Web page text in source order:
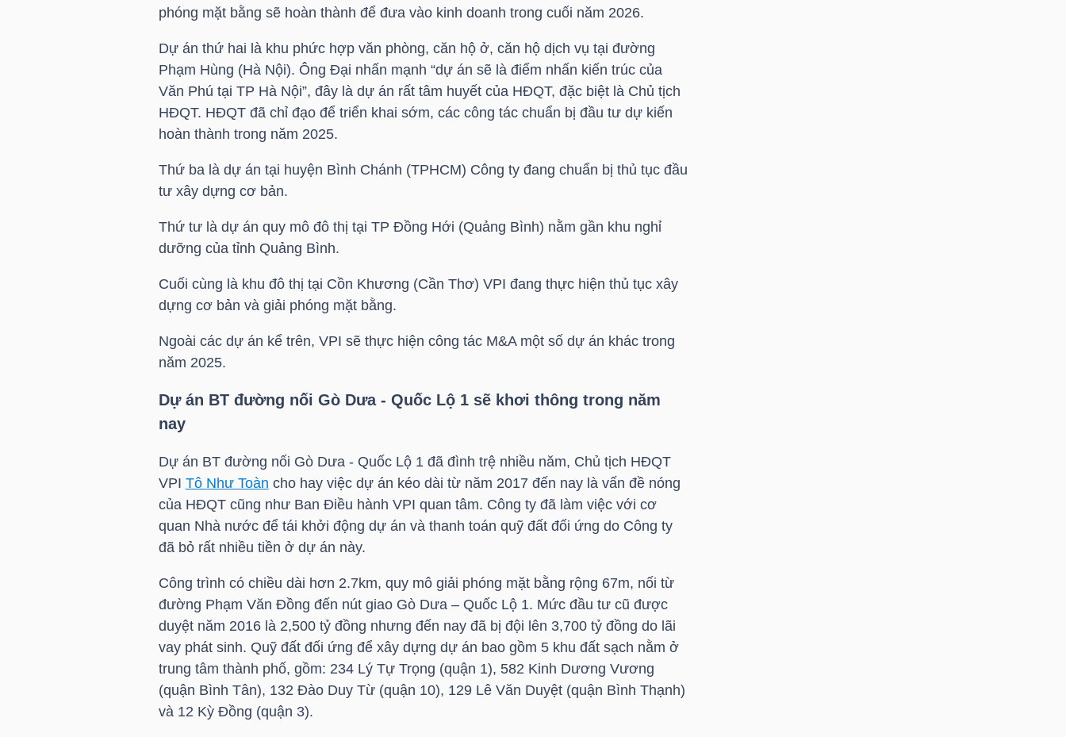
phóng mặt bằng sẽ hoàn thành để đưa vào kinh doanh trong cuối năm 2026.
Dự án thứ hai là khu phức hợp văn phòng, căn hộ ở, căn hộ dịch vụ tại đường
Phạm Hùng (Hà Nội). Ông Đại nhấn mạnh “dự án sẽ là điểm nhấn kiến trúc của
Văn Phú tại TP Hà Nội”, đây là dự án rất tâm huyết của HĐQT, đặc biệt là Chủ tịch
HĐQT. HĐQT đã chỉ đạo để triển khai sớm, các công tác chuẩn bị đầu tư dự kiến
hoàn thành trong năm 2025.
Thứ ba là dự án tại huyện Bình Chánh (TPHCM) Công ty đang chuẩn bị thủ tục đầu
tư xây dựng cơ bản.
Thứ tư là dự án quy mô đô thị tại TP Đồng Hới (Quảng Bình) nằm gần khu nghỉ
dưỡng của tỉnh Quảng Bình.
Cuối cùng là khu đô thị tại Cồn Khương (Cần Thơ) VPI đang thực hiện thủ tục xây
dựng cơ bản và giải phóng mặt bằng.
Ngoài các dự án kể trên, VPI sẽ thực hiện công tác M&A một số dự án khác trong
năm 2025.
Dự án BT đường nối Gò Dưa - Quốc Lộ 1 sẽ khơi thông trong năm
nay
Dự án BT đường nối Gò Dưa - Quốc Lộ 1 đã đình trệ nhiều năm, Chủ tịch HĐQT
VPI Tô Như Toàn cho hay việc dự án kéo dài từ năm 2017 đến nay là vấn đề nóng
của HĐQT cũng như Ban Điều hành VPI quan tâm. Công ty đã làm việc với cơ
quan Nhà nước để tái khởi động dự án và thanh toán quỹ đất đối ứng do Công ty
đã bỏ rất nhiều tiền ở dự án này.
Công trình có chiều dài hơn 2.7km, quy mô giải phóng mặt bằng rộng 67m, nối từ
đường Phạm Văn Đồng đến nút giao Gò Dưa – Quốc Lộ 1. Mức đầu tư cũ được
duyệt năm 2016 là 2,500 tỷ đồng nhưng đến nay đã bị đội lên 3,700 tỷ đồng do lãi
vay phát sinh. Quỹ đất đối ứng để xây dựng dự án bao gồm 5 khu đất sạch nằm ở
trung tâm thành phố, gồm: 234 Lý Tự Trọng (quận 1), 582 Kinh Dương Vương
(quận Bình Tân), 132 Đào Duy Từ (quận 10), 129 Lê Văn Duyệt (quận Bình Thạnh)
và 12 Kỳ Đồng (quận 3).